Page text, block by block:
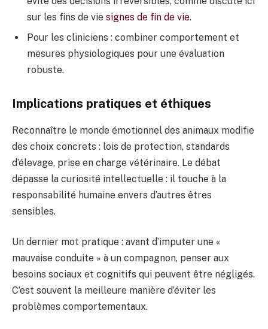
sur les fins de vie signes de fin de vie.
Pour les cliniciens : combiner comportement et
mesures physiologiques pour une évaluation
robuste.
Implications pratiques et éthiques
Reconnaître le monde émotionnel des animaux modifie
des choix concrets : lois de protection, standards
d’élevage, prise en charge vétérinaire. Le débat
dépasse la curiosité intellectuelle : il touche à la
responsabilité humaine envers d’autres êtres
sensibles.
Un dernier mot pratique : avant d’imputer une «
mauvaise conduite » à un compagnon, penser aux
besoins sociaux et cognitifs qui peuvent être négligés.
C’est souvent la meilleure manière d’éviter les
problèmes comportementaux.